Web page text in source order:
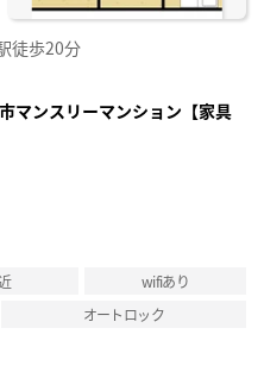
徒歩20分
マンスリーマンション【家具
wifiあり
オートロック